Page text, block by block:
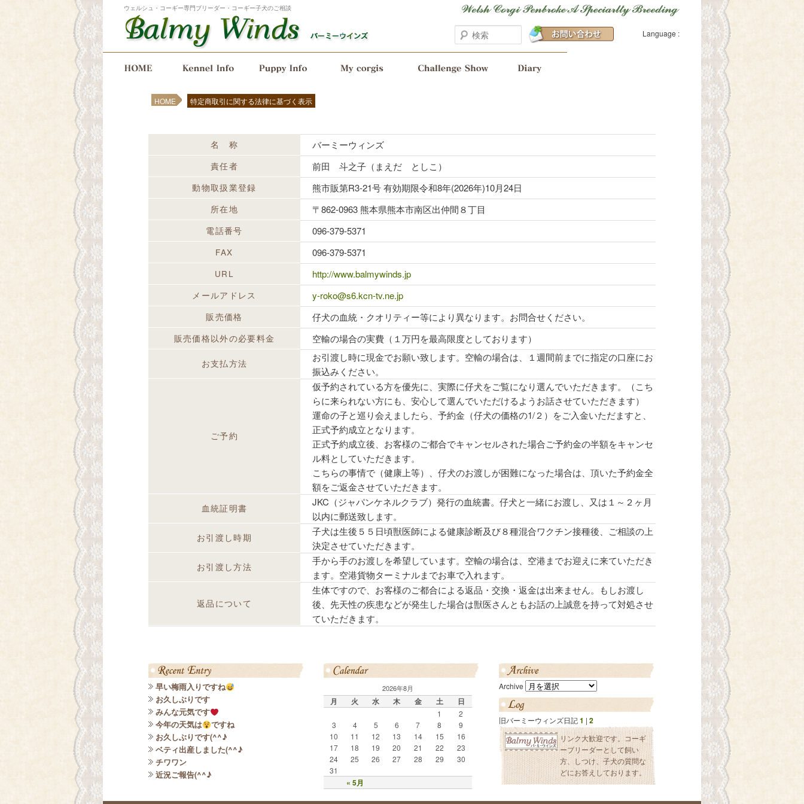
ウェルシュ・コーギー専門ブリーダー・コーギー子犬のご相談
Language :
検
メインコンテンツへ移動
サブコンテンツへ移動
HOME 特定商取引に関する法律に基づく表示
名 称 バーミーウィンズ
責任者 前田 斗之子（まえだ としこ）
動物取扱業登録 熊市販第R3-21号 有効期限令和8年(2026年)10月24日
所在地 〒862-0963 熊本県熊本市南区出仲間８丁目
電話番号 096-379-5371
FAX 096-379-5371
URL http://www.balmywinds.jp
メールアドレス y-roko@s6.kcn-tv.ne.jp
販売価格 仔犬の血統・クオリティー等により異なります。お問合せください。
販売価格以外の必要料金 空輸の場合の実費（１万円を最高限度としております）
お支払方法
お引渡し時に現金でお願い致します。空輸の場合は、１週間前までに指定の口座にお
振込みください。
ご予約
仮予約されている方を優先に、実際に仔犬をご覧になり選んでいただきます。（こち
らに来られない方にも、安心して選んでいただけるようお話させていただきます）
運命の子と巡り会えましたら、予約金（仔犬の価格の1/２）をご入金いただますと、
正式予約成立となります。
正式予約成立後、お客様のご都合でキャンセルされた場合ご予約金の半額をキャンセ
ル料としていただきます。
こちらの事情で（健康上等）、仔犬のお渡しが困難になった場合は、頂いた予約金全
額をご返金させていただきます。
血統証明書
JKC（ジャパンケネルクラブ）発行の血統書。仔犬と一緒にお渡し、又は１～２ヶ月
以内に郵送致します。
お引渡し時期
子犬は生後５５日頃獣医師による健康診断及び８種混合ワクチン接種後、ご相談の上
決定させていただきます。
お引渡し方法
手から手のお渡しを希望しています。空輸の場合は、空港までお迎えに来ていただき
ます。空港貨物ターミナルまでお車で入れます。
返品について
生体ですので、お客様のご都合による返品・交換・返金は出来ません。もしお渡し
後、先天性の疾患などが発生した場合は獣医さんともお話の上誠意を持って対処させ
ていただきます。
早い梅雨入りですね
お久しぶりです
みんな元気です
今年の天気は
ですね
お久しぶりです(^^♪
ベティ出産しました(^^♪
チワワン
近況ご報告(^^♪
2026年8月
月 火 水 木 金 土 日
« 5月
1
2
3
4 5 6 7 8
9
10
11 12 13 14 15
16
17
18 19 20 21 22
23
24
25 26 27 28 29
30
31
Archive
旧バーミーウィンズ日記1 | 2
リンク大歓迎です。コーギ
ーブリーダーとして飼い
方、しつけ、子犬の質問な
どにお答えしております。